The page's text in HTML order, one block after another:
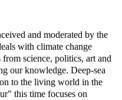
and moderated by the
with climate change
from science, politics, art and
our knowledge. Deep-sea
to the living world in the
this time focuses on